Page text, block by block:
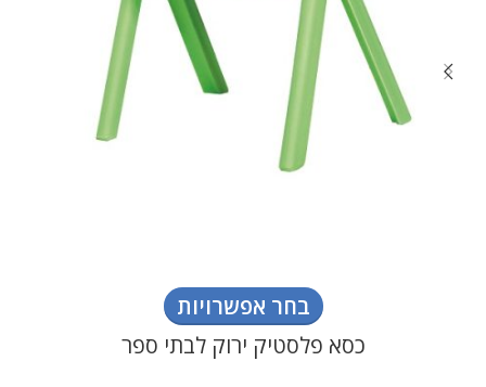
בחר אפשרויות
כסא פלסטיק ירוק לבתי ספר